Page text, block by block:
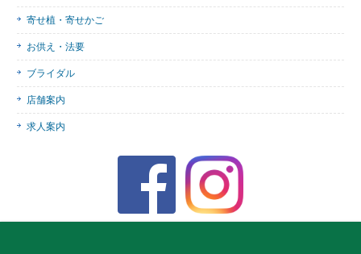
寄せ植・寄せかご
お供え・法要
ブライダル
店舗案内
求人案内